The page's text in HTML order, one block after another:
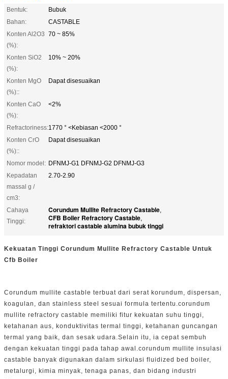
Bentuk:
Bubuk
Bahan:
CASTABLE
Konten Al2O3
(%):
70 ~ 85%
Konten SiO2
(%):
10% ~ 20%
Konten MgO
(%)::
Dapat disesuaikan
Konten CaO
(%):
<2%
Refractoriness:1770 ° <Kebiasan <2000 °
Konten CrO
(%)::
Dapat disesuaikan
Nomor model: DFNMJ-G1 DFNMJ-G2 DFNMJ-G3
Kepadatan
massal g /
cm3:
2.70-2.90
Cahaya
Tinggi:
Corundum Mullite Refractory Castable,
CFB Boiler Refractory Castable,
refraktori castable alumina bubuk tinggi
Kekuatan Tinggi Corundum Mullite Refractory Castable Untuk
Cfb Boiler
Corundum mullite castable terbuat dari serat korundum, dispersan,
koagulan, dan stainless steel sesuai formula tertentu.corundum
mullite refractory castable memiliki fitur kekuatan suhu tinggi,
ketahanan aus, konduktivitas termal tinggi, ketahanan guncangan
termal yang baik, dan sesak udara.Selain itu, ia cepat sembuh
dengan kekuatan tinggi pada tahap awal.corundum mullite insulasi
castable banyak digunakan dalam sirkulasi fluidized bed boiler,
metalurgi, kimia minyak, tenaga panas, dan bidang industri